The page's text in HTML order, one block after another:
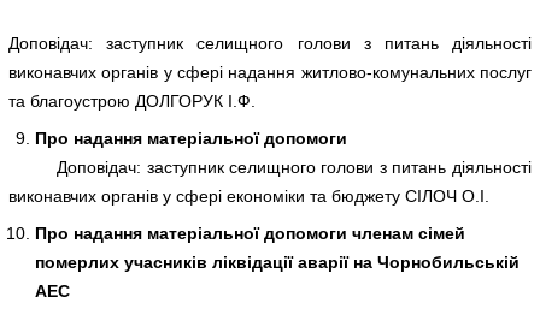
Доповідач: заступник селищного голови з питань діяльності
виконавчих органів у сфері надання житлово-комунальних послуг
та благоустрою ДОЛГОРУК І.Ф.
Про надання матеріальної допомоги
Доповідач: заступник селищного голови з питань діяльності
виконавчих органів у сфері економіки та бюджету СІЛОЧ О.І.
Про надання матеріальної допомоги членам сімей
померлих учасників ліквідації аварії на Чорнобильській
АЕС